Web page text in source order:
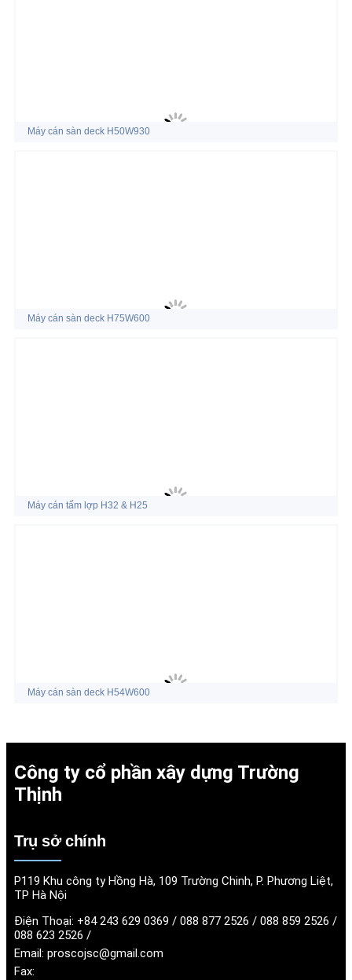
Máy cán sàn deck H50W930
Máy cán sàn deck H75W600
Máy cán tấm lợp H32 & H25
Máy cán sàn deck H54W600
Công ty cổ phần xây dựng Trường
Thịnh
Trụ sở chính
P119 Khu công ty Hồng Hà, 109 Trường Chinh, P. Phương Liệt,
TP Hà Nội
Điện Thoại: +84 243 629 0369 / 088 877 2526 / 088 859 2526 /
088 623 2526 /
Email: proscojsc@gmail.com
Fax: